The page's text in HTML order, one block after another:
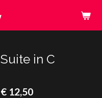
Suite in C
€ 12,50